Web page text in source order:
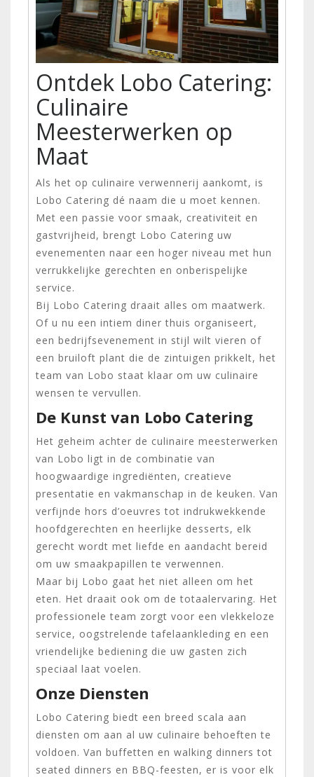
Ontdek Lobo Catering:
Culinaire
Meesterwerken op
Maat
Als het op culinaire verwennerij aankomt, is
Lobo Catering dé naam die u moet kennen.
Met een passie voor smaak, creativiteit en
gastvrijheid, brengt Lobo Catering uw
evenementen naar een hoger niveau met hun
verrukkelijke gerechten en onberispelijke
service.
Bij Lobo Catering draait alles om maatwerk.
Of u nu een intiem diner thuis organiseert,
een bedrijfsevenement in stijl wilt vieren of
een bruiloft plant die de zintuigen prikkelt, het
team van Lobo staat klaar om uw culinaire
wensen te vervullen.
De Kunst van Lobo Catering
Het geheim achter de culinaire meesterwerken
van Lobo ligt in de combinatie van
hoogwaardige ingrediënten, creatieve
presentatie en vakmanschap in de keuken. Van
verfijnde hors d’oeuvres tot indrukwekkende
hoofdgerechten en heerlijke desserts, elk
gerecht wordt met liefde en aandacht bereid
om uw smaakpapillen te verwennen.
Maar bij Lobo gaat het niet alleen om het
eten. Het draait ook om de totaalervaring. Het
professionele team zorgt voor een vlekkeloze
service, oogstrelende tafelaankleding en een
vriendelijke bediening die uw gasten zich
speciaal laat voelen.
Onze Diensten
Lobo Catering biedt een breed scala aan
diensten om aan al uw culinaire behoeften te
voldoen. Van buffetten en walking dinners tot
seated dinners en BBQ-feesten, er is voor elk